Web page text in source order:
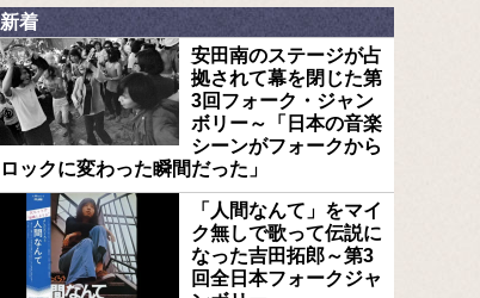
新着
安田南のステージが占
拠されて幕を閉じた第
3回フォーク・ジャン
ボリー～「日本の音楽
シーンがフォークから
ロックに変わった瞬間だった」
「人間なんて」をマイ
ク無しで歌って伝説に
なった吉田拓郎～第3
回全日本フォークジャ